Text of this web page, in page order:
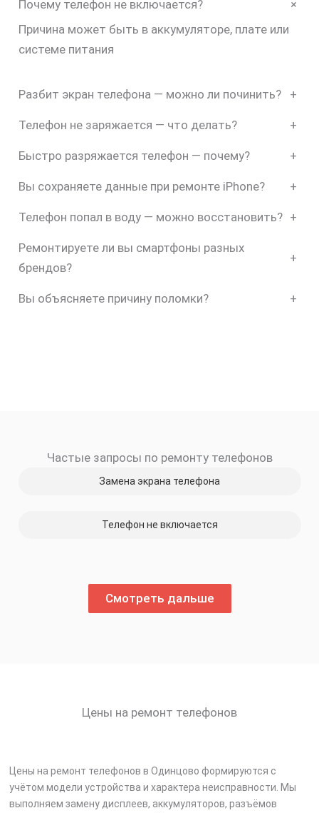
Почему телефон не включается?
+
Причина может быть в аккумуляторе, плате или
системе питания
Разбит экран телефона — можно ли починить? +
Телефон не заряжается — что делать? +
Быстро разряжается телефон — почему? +
Вы сохраняете данные при ремонте iPhone? +
Телефон попал в воду — можно восстановить? +
Ремонтируете ли вы смартфоны разных
брендов?
+
Вы объясняете причину поломки? +
Частые запросы по ремонту телефонов
Замена экрана телефона
Телефон не включается
Смотреть дальше
Цены на ремонт телефонов
Цены на ремонт телефонов в Одинцово формируются с
учётом модели устройства и характера неисправности. Мы
выполняем замену дисплеев, аккумуляторов, разъёмов